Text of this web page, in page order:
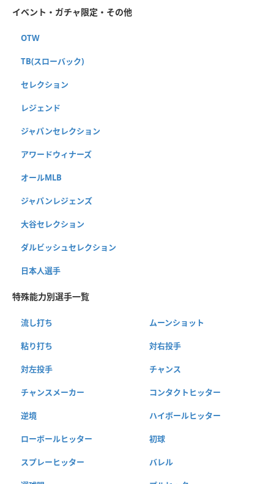
イベント・ガチャ限定・その他
OTW
TB(スローバック)
セレクション
レジェンド
ジャパンセレクション
アワードウィナーズ
オールMLB
ジャパンレジェンズ
大谷セレクション
ダルビッシュセレクション
日本人選手
特殊能力別選手一覧
流し打ち ムーンショット
粘り打ち 対右投手
対左投手 チャンス
チャンスメーカー コンタクトヒッター
逆境 ハイボールヒッター
ローボールヒッター 初球
スプレーヒッター バレル